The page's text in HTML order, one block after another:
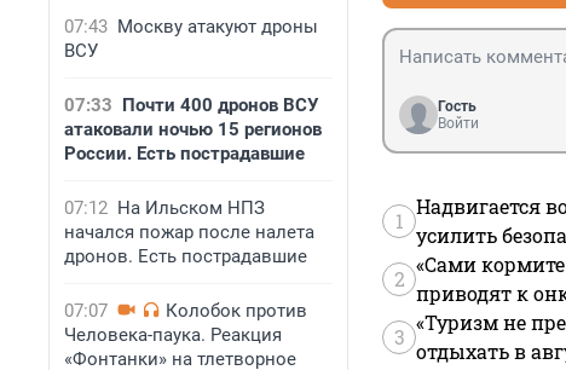
07:43 Москву атакуют дроны
ВСУ
07:33 Почти 400 дронов ВСУ
атаковали ночью 15 регионов
России. Есть пострадавшие
07:12 На Ильском НПЗ
начался пожар после налета
дронов. Есть пострадавшие
07:07
Колобок против
Человека-паука. Реакция
«Фонтанки» на тлетворное
Гость
Войти
1
Надвигается
усилить
2
«Сами
приводят к
3
«Туризм не
отдыхать в